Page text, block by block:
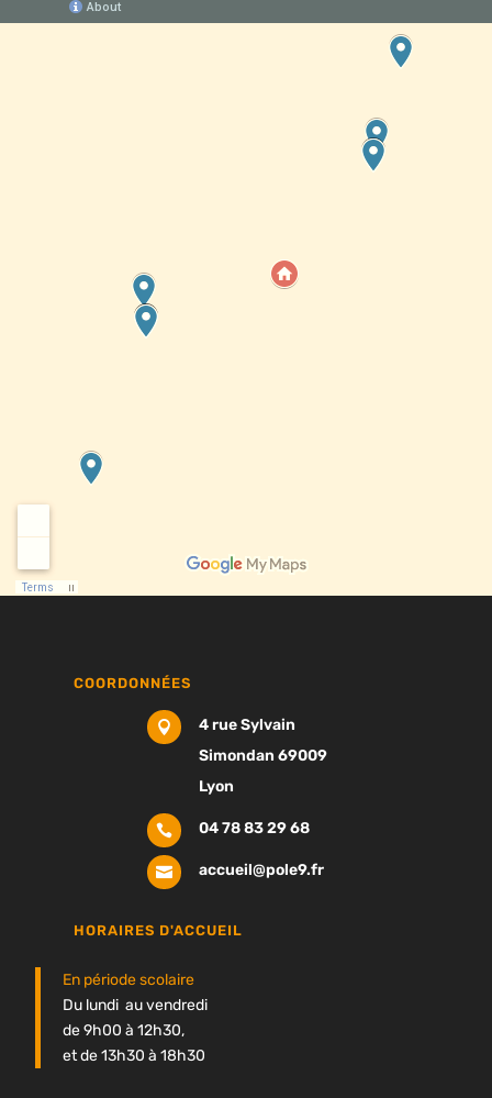
COORDONNÉES

4 rue Sylvain
Simondan 69009
Lyon
 04 78 83 29 68
 accueil@pole9.fr
HORAIRES D'ACCUEIL
En période scolaire
Du lundi au vendredi
de 9h00 à 12h30,
et de 13h30 à 18h30